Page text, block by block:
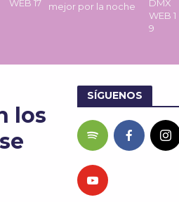
mejor por la noche
los
SÍGUENOS